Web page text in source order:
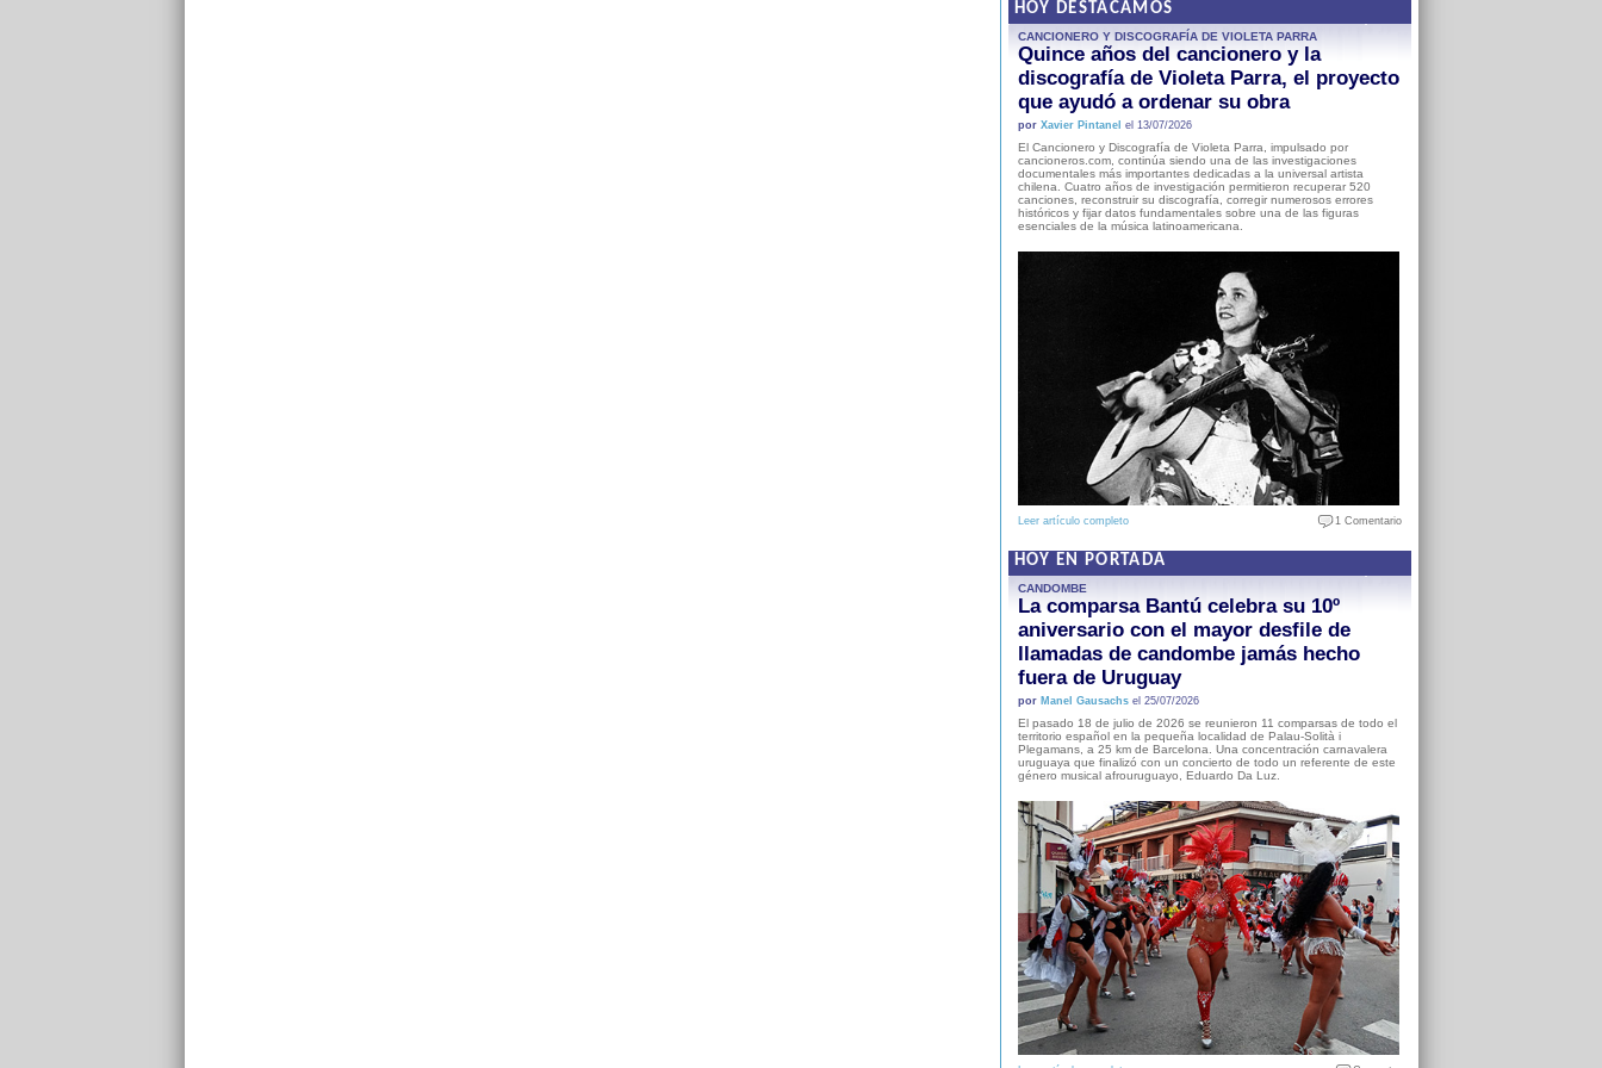
HOY DESTACAMOS
CANCIONERO Y DISCOGRAFÍA DE VIOLETA PARRA
Quince años del cancionero y la
discografía de Violeta Parra, el proyecto
que ayudó a ordenar su obra
por Xavier Pintanel el 13/07/2026
El Cancionero y Discografía de Violeta Parra, impulsado por
cancioneros.com, continúa siendo una de las investigaciones
documentales más importantes dedicadas a la universal artista
chilena. Cuatro años de investigación permitieron recuperar 520
canciones, reconstruir su discografía, corregir numerosos errores
históricos y fijar datos fundamentales sobre una de las figuras
esenciales de la música latinoamericana.
Leer artículo completo 1 Comentario
HOY EN PORTADA
CANDOMBE
La comparsa Bantú celebra su 10º
aniversario con el mayor desfile de
llamadas de candombe jamás hecho
fuera de Uruguay
por Manel Gausachsel 25/07/2026
El pasado 18 de julio de 2026 se reunieron 11 comparsas de todo el
territorio español en la pequeña localidad de Palau-Solità i
Plegamans, a 25 km de Barcelona. Una concentración carnavalera
uruguaya que finalizó con un concierto de todo un referente de este
género musical afrouruguayo, Eduardo Da Luz.